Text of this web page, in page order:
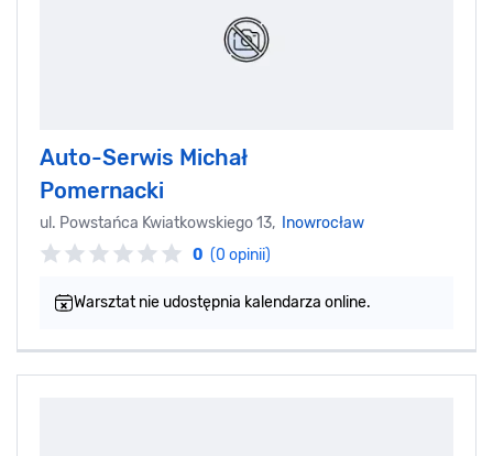
Auto-Serwis Michał
Pomernacki
ul. Powstańca Kwiatkowskiego 13,
Inowrocław
0 (0 opinii)
Warsztat nie udostępnia kalendarza online.